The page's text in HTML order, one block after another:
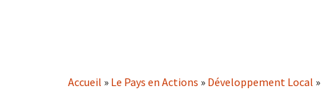
Accueil » Le Pays en Actions » Développement Local »